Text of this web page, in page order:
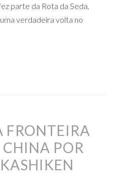
parte da Rota da Seda,
verdadeira volta no
FRONTEIRA
POR